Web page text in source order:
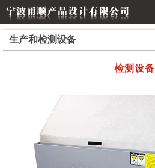
生产和检测设备
检测设备